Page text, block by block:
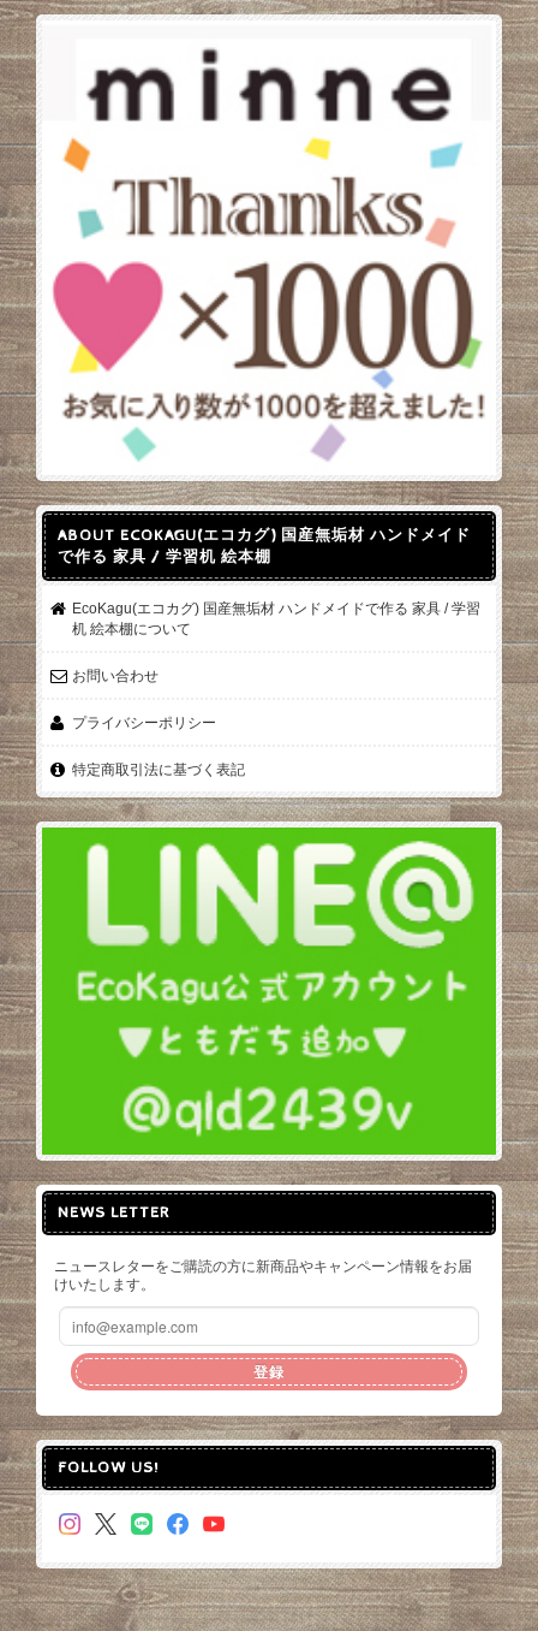
ABOUT ECOKAGU(エコカグ) 国産無垢材 ハンドメイド
で作る 家具 / 学習机 絵本棚
EcoKagu(エコカグ) 国産無垢材 ハンドメイドで作る 家具 / 学習
机 絵本棚について
お問い合わせ
プライバシーポリシー
特定商取引法に基づく表記
NEWS LETTER
ニュースレターをご購読の方に新商品やキャンペーン情報をお届
けいたします。
登録
FOLLOW US!